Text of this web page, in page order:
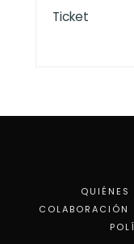
Ticket
QUIÉNES
COLABORACIÓN